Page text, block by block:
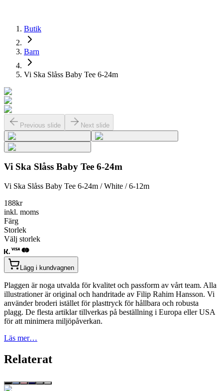
Butik
Barn
Vi Ska Slåss Baby Tee 6-24m
Previous slide Next slide
Vi Ska Slåss Baby Tee 6-24m
Vi Ska Slåss Baby Tee 6-24m / White / 6-12m
188kr
inkl. moms
Färg
Storlek
Välj storlek
Lägg i kundvagnen
Plaggen är noga utvalda för kvalitet och passform av vårt team. Alla
illustrationer är original och handritade av Filip Rahim Hansson. Vi
använder broderi istället för plasttryck för hållbara och robusta
plagg. De flesta artiklar tillverkas på beställning i Europa eller USA
för att minimera miljöpåverkan.
Läs mer…
Relaterat